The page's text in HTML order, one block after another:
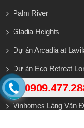
Palm River
Gladia Heights
Dự án Arcadia at
Dự án Eco Retreat
Salacia Villas
Vinhomes Làng Vân